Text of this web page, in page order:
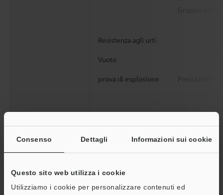
Consenso Dettagli Informazioni sui cookie
Questo sito web utilizza i cookie
Utilizziamo i cookie per personalizzare contenuti ed
Resistenza agli urti
Vuoto
prova di esplosione
Zone/Division
Temperatura